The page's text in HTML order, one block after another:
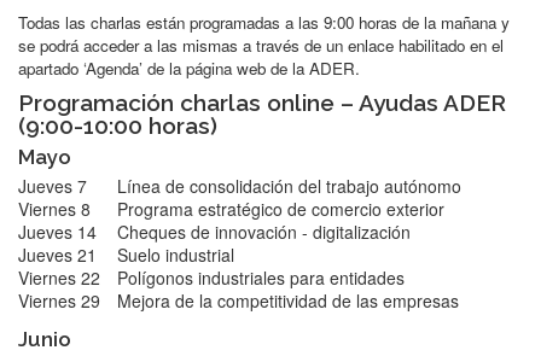
Todas las charlas están programadas a las 9:00 horas de la mañana y
se podrá acceder a las mismas a través de un enlace habilitado en el
apartado ‘Agenda’ de la página web de la ADER.
Programación charlas online – Ayudas ADER
(9:00-10:00 horas)
Mayo
Jueves 7
Línea de consolidación del trabajo autónomo
Viernes 8
Programa estratégico de comercio exterior
Jueves 14
Cheques de innovación - digitalización
Jueves 21
Suelo industrial
Viernes 22
Polígonos industriales para entidades
Viernes 29
Mejora de la competitividad de las empresas
Junio